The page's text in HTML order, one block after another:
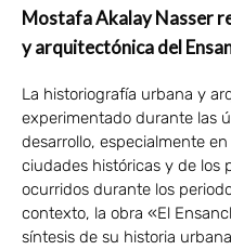
Mostafa Akalay Nasser
y arquitectónica del
La historiografía urbana y
experimentado durante las
desarrollo, especialmente
ciudades históricas y de los
ocurridos durante los
contexto, la obra «El
síntesis de su historia